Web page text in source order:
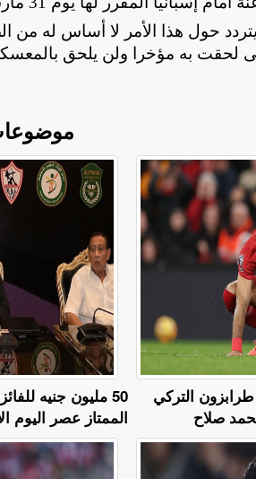
حول هذا الأمر لا أساس له
لحقت به مؤخرا ولن يلحق
50 مليون جنيه
الممتاز عصر اليوم
التركي
صلاح